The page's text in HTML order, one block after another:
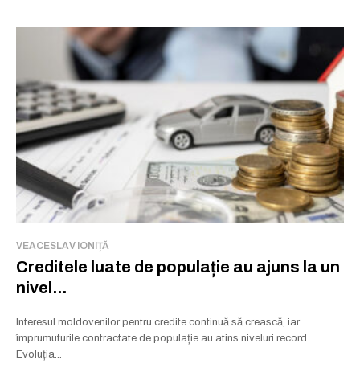
VEACESLAV IONIȚĂ
Creditele luate de populație au ajuns la un
nivel...
Interesul moldovenilor pentru credite continuă să crească, iar
împrumuturile contractate de populație au atins niveluri record.
Evoluția...